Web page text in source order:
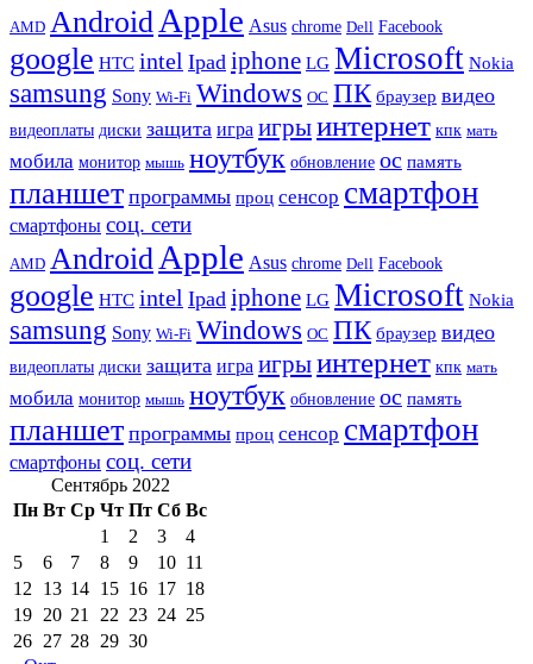
AMD AndroidApple Asus chrome Dell Facebook
google HTC intel Ipad iphone LG Microsoft Nokia
samsung Sony Wi-Fi Windows ОС ПК браузер видео
видеоплаты диски защита игра игрыинтернет кпк мать
мобила монитор мышь ноутбук обновление ос память
планшет программы проц сенсор смартфон
смартфоны соц. сети
AMD AndroidApple Asus chrome Dell Facebook
google HTC intel Ipad iphone LG Microsoft Nokia
samsung Sony Wi-Fi Windows ОС ПК браузер видео
видеоплаты диски защита игра игрыинтернет кпк мать
мобила монитор мышь ноутбук обновление ос память
планшет программы проц сенсор смартфон
смартфоны соц. сети
Сентябрь 2022
Пн Вт Ср Чт Пт Сб Вс
1
2 3
4
5
6 7 8 9 10 11
12 13 14 15 16 17 18
19 20 21 22 23 24 25
26 27 28 29 30